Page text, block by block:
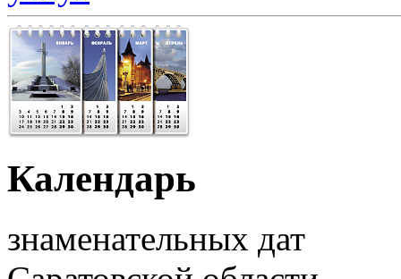
Календарь
знаменательных дат